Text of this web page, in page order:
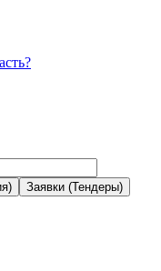
Заявки (Тендеры)